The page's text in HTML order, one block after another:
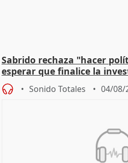
Sabrido rechaza "hacer
esperar que finalice la
Sonido Totales 04/08/